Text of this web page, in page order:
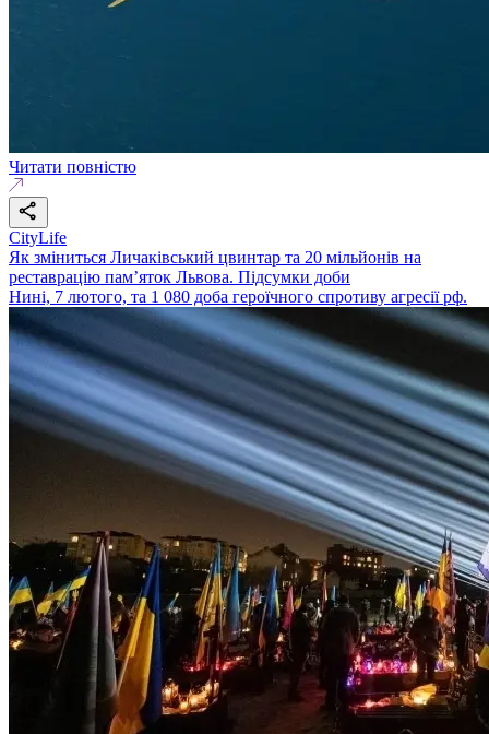
Читати повністю
CityLife
Як зміниться Личаківський цвинтар та 20 мільйонів на
реставрацію пам’яток Львова. Підсумки доби
Нині, 7 лютого, та 1 080 доба героїчного спротиву агресії рф.